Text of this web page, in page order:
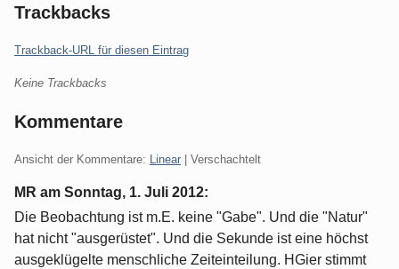
Trackbacks
Trackback-URL für diesen Eintrag
Keine Trackbacks
Kommentare
Ansicht der Kommentare: Linear | Verschachtelt
MR am Sonntag, 1. Juli 2012:
Die Beobachtung ist m.E. keine "Gabe". Und die "Natur"
hat nicht "ausgerüstet". Und die Sekunde ist eine höchst
ausgeklügelte menschliche Zeiteinteilung. HGier stimmt